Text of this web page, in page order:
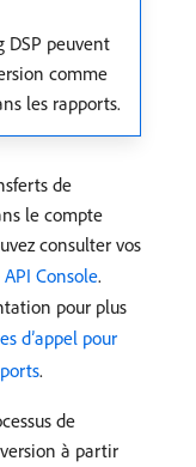
DSP peuvent
comme
les rapports.
de
le compte
consulter vos
Console.
pour plus
d’appel pour
.
de
à partir